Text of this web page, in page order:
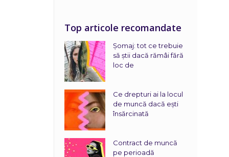
Top articole recomandate
Șomaj: tot ce trebuie
să știi dacă rămâi fără
loc de
Ce drepturi ai la locul
de muncă dacă ești
însărcinată
Contract de muncă
pe perioadă